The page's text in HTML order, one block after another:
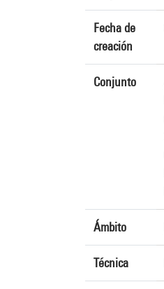
Fecha de
creación
Conjunto
Ámbito
Técnica